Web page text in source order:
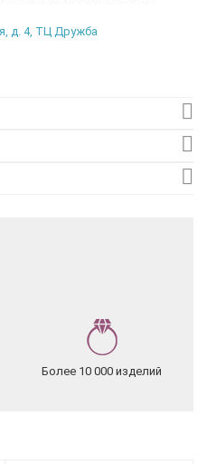
д. 4, ТЦ Дружба
Более 10 000 изделий